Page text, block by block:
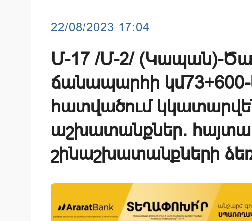
22/08/2023 17:04
Մ-17 /Մ-2/ (Կապան)-
ճանապարհի կմ73+600-
հատվածում
աշխատանքներ.
շինաշխատանքների